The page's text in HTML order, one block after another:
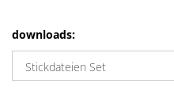
downloads: